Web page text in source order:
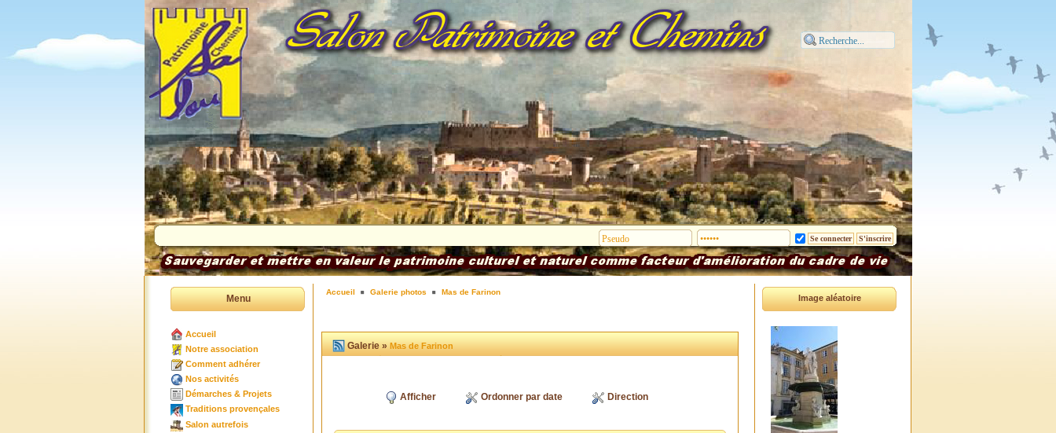
Menu
Accueil
Notre association
Comment adhérer
Nos activités
Démarches & Projets
Traditions provençales
Salon autrefois
Image aléatoire
Accueil Galerie photos Mas de Farinon
Galerie »Mas de Farinon
Afficher Ordonner par date Direction